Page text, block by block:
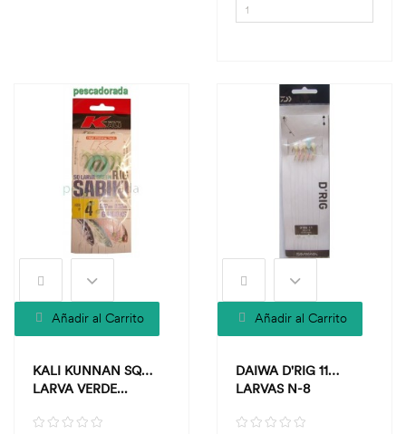
Añadir al Carrito
KALI KUNNAN SQ
LARVA VERDE...
Añadir al Carrito
DAIWA D'RIG 11
LARVAS N-8